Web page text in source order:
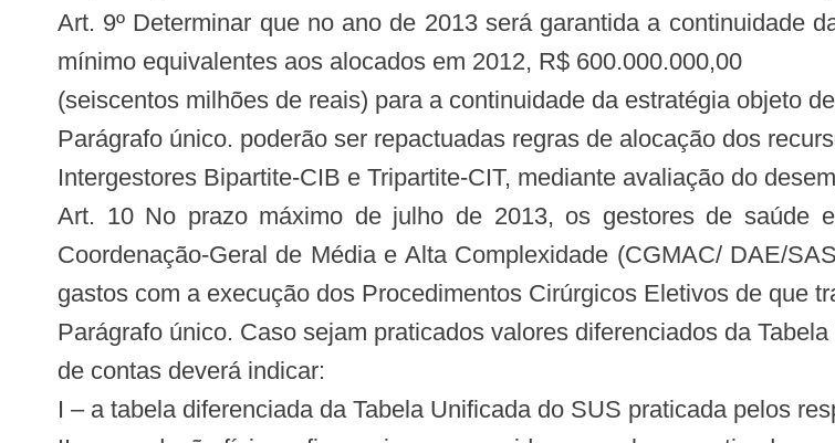
Art. 9º Determinar que no ano de 2013 será garantida a continuidade
mínimo equivalentes aos alocados em 2012, R$ 600.000.000,00
(seiscentos milhões de reais) para a continuidade da estratégia objeto
Parágrafo único. poderão ser repactuadas regras de alocação dos
Intergestores Bipartite-CIB e Tripartite-CIT, mediante avaliação do
Art. 10 No prazo máximo de julho de 2013, os gestores de saúde
Coordenação-Geral de Média e Alta Complexidade (CGMAC/ DAE/
gastos com a execução dos Procedimentos Cirúrgicos Eletivos de que
Parágrafo único. Caso sejam praticados valores diferenciados da
de contas deverá indicar:
I – a tabela diferenciada da Tabela Unificada do SUS praticada pelos